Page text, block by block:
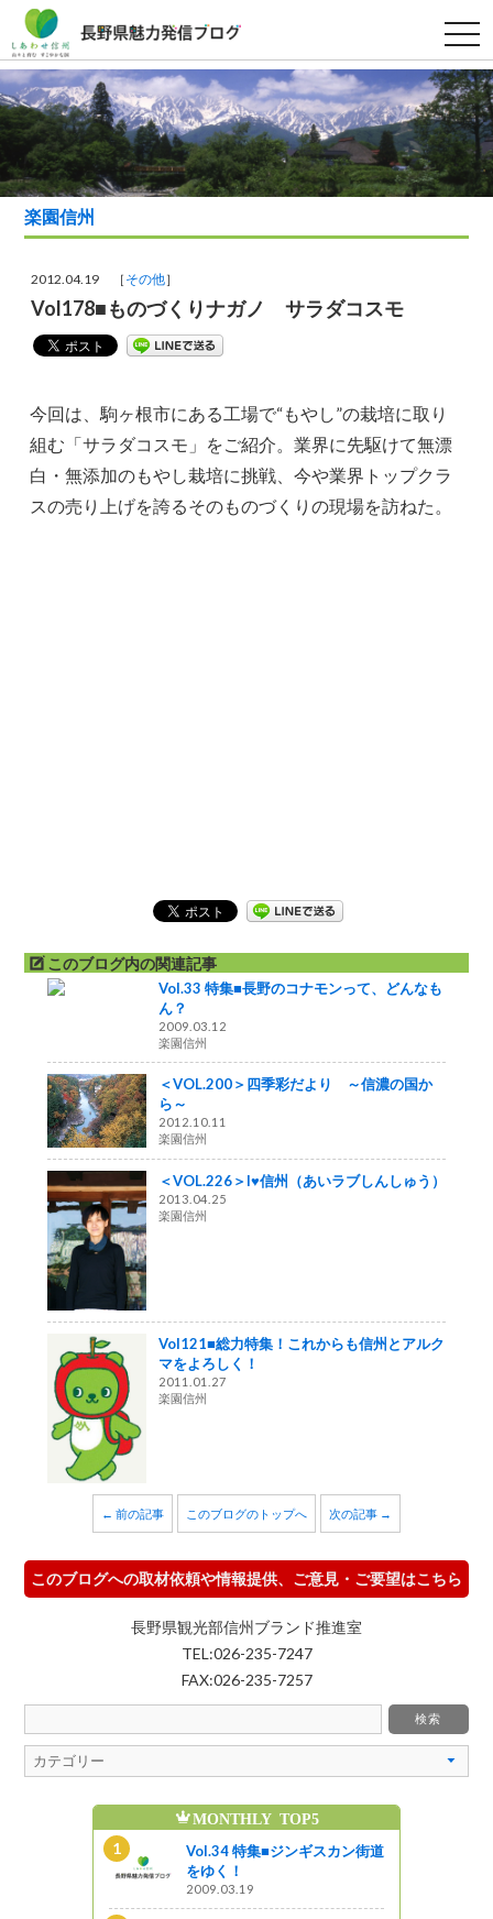
t
o
g
g
l
e
n
a
v
g
i
楽園信州
2012.04.19 ［ その他］
Vol178■ものづくりナガノ サラダコスモ
今回は、駒ヶ根市にある工場で“もやし”の栽培に取り
組む「サラダコスモ」をご紹介。業界に先駆けて無漂
白・無添加のもやし栽培に挑戦、今や業界トップクラ
スの売り上げを誇るそのものづくりの現場を訪ねた。
このブログ内の関連記事
Vol.33 特集■長野のコナモンって、どんなも
ん？
2009.03.12
楽園信州
＜VOL.200＞四季彩だより ～信濃の国か
ら～
2012.10.11
楽園信州
＜VOL.226＞I♥信州（あいラブしんしゅう）
2013.04.25
楽園信州
Vol121■総力特集！これからも信州とアルク
マをよろしく！
2011.01.27
楽園信州
← 前の記事 このブログのトップへ 次の記事 →
このブログへの取材依頼や情報提供、ご意見・ご要望はこちら
長野県観光部信州ブランド推進室
TEL:026-235-7247
FAX:026-235-7257
MONTHLY TOP5
Vol.34 特集■ジンギスカン街道
をゆく！
2009.03.19